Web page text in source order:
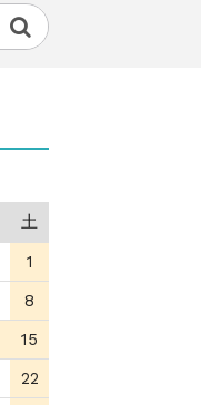
土
1
8
15
22